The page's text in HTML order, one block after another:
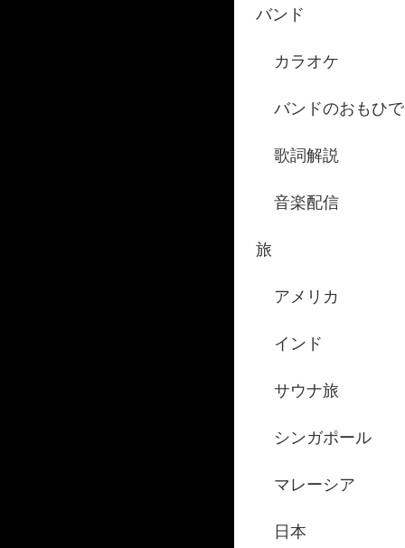
バンド
カラオケ
バンドのおもひで
歌詞解説
音楽配信
旅
アメリカ
インド
サウナ旅
シンガポール
マレーシア
日本